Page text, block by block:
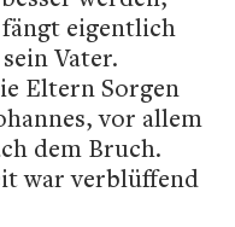
eigentlich
Vater.
Eltern Sorgen
vor allem
dem Bruch.
war verblüffend